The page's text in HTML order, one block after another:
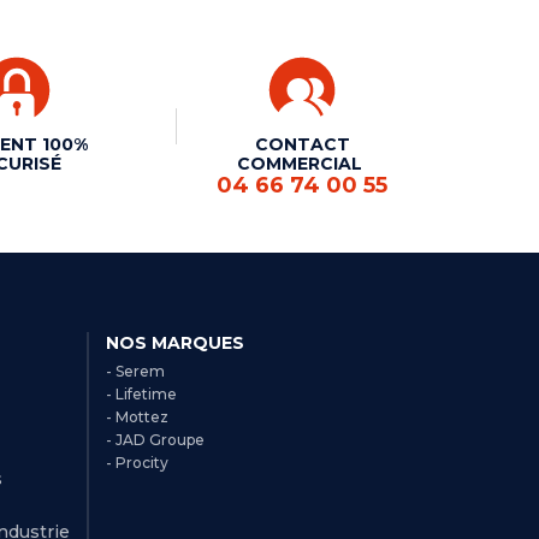
100%
CONTACT
COMMERCIAL
04 66 74 00 55
NOS MARQUES
- Serem
- Lifetime
- Mottez
- JAD Groupe
- Procity